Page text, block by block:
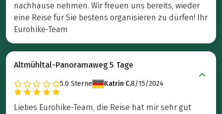
nachhause nehmen. Wir freuen uns bereits, wieder
eine Reise für Sie bestens organisieren zu dürfen! Ihr
Eurohike-Team
Altmühltal-Panoramaweg 5 Tage
5.0 Sterne Katrin C.8/15/2024
Liebes Eurohike-Team, die Reise hat mir sehr gut